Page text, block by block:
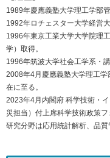
1989年慶應義塾大学理工学部
1992年ロチェスター大学経営
1996年東京工業大学大学院理
学）取得。
1996年筑波大学社会工学系・
2008年4月慶應義塾大学理工
在に至る。
2023年4月内閣府 科学技術・
災担当）付上席科学技術政策フ
研究分野は応用統計解析、品質